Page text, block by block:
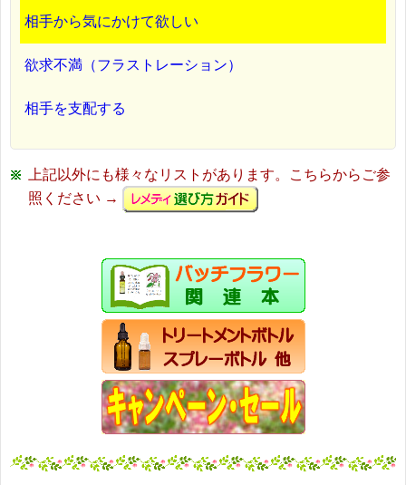
相手から気にかけて欲しい
欲求不満（フラストレーション）
相手を支配する
上記以外にも様々なリストがあります。こちらからご参
照ください →